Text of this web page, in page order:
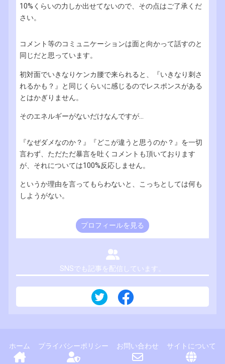
10%くらいの力しか出せてないので、その点はご了承くだ
さい。
コメント等のコミュニケーションは面と向かって話すのと
同じだと思っています。
初対面でいきなりケンカ腰で来られると、『いきなり刺さ
れるかも？』と同じくらいに感じるのでレスポンスがある
とはかぎりません。
そのエネルギーがないだけなんですが...
『なぜダメなのか？』『どこが違うと思うのか？』を一切
言わず、ただただ暴言を吐くコメントも頂いております
が、それについては100%反応しません。
というか理由を言ってもらわないと、こっちとしては何も
しようがない。
プロフィールを見る
SNSでも記事を配信しています。
ホーム プライバシーポリシー お問い合わせ サイトについて